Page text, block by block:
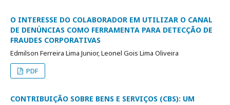
O INTERESSE DO COLABORADOR EM UTILIZAR O CANAL
DE DENÚNCIAS COMO FERRAMENTA PARA DETECÇÃO DE
FRAUDES CORPORATIVAS
Edmilson Ferreira Lima Junior, Leonel Gois Lima Oliveira
PDF
CONTRIBUIÇÃO SOBRE BENS E SERVIÇOS (CBS): UM